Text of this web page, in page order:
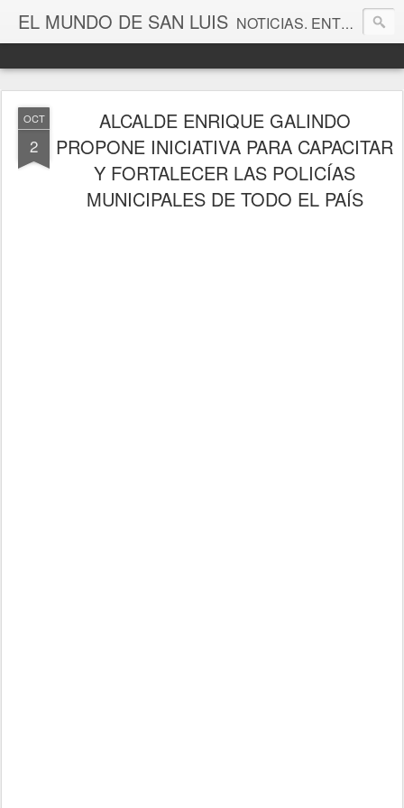
EL MUNDO DE SAN LUIS NOTICIAS. ENTRETENIMIENTO. EDITORIALES. CANAL DE VÍDEOS. GALERÍA DE FOTOGRAFÍAS.
OCT
2
ALCALDE ENRIQUE GALINDO
PROPONE INICIATIVA PARA CAPACITAR
Y FORTALECER LAS POLICÍAS
MUNICIPALES DE TODO EL PAÍS